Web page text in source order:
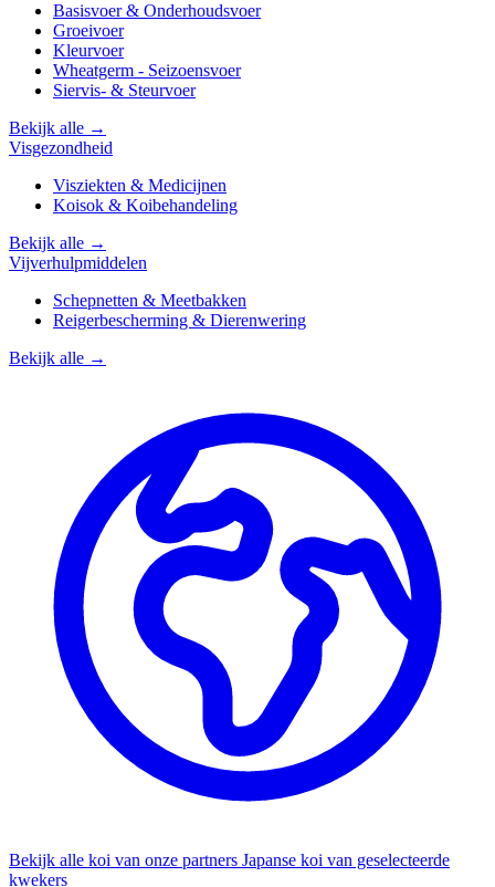
Basisvoer & Onderhoudsvoer
Groeivoer
Kleurvoer
Wheatgerm - Seizoensvoer
Siervis- & Steurvoer
Bekijk alle →
Visgezondheid
Visziekten & Medicijnen
Koisok & Koibehandeling
Bekijk alle →
Vijverhulpmiddelen
Schepnetten & Meetbakken
Reigerbescherming & Dierenwering
Bekijk alle →
Bekijk alle koi van onze partners Japanse koi van geselecteerde
kwekers